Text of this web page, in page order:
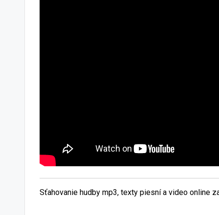
Sťahovanie hudby mp3, texty piesní a video online